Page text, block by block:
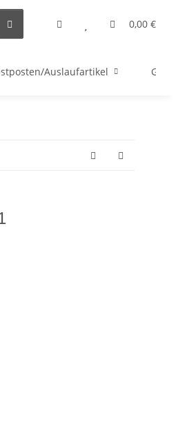
0,00 €
Auslaufartikel